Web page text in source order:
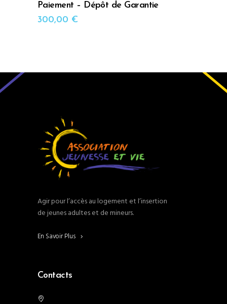
Paiement – Dépôt de Garantie
300,00 €
Agir pour l’accès au logement et l’insertion
de jeunes adultes et de mineurs.
En Savoir Plus
Contacts